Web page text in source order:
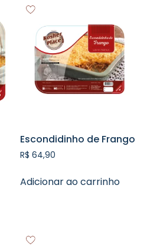
Escondidinho de Frango
R$ 64,90
Adicionar ao carrinho